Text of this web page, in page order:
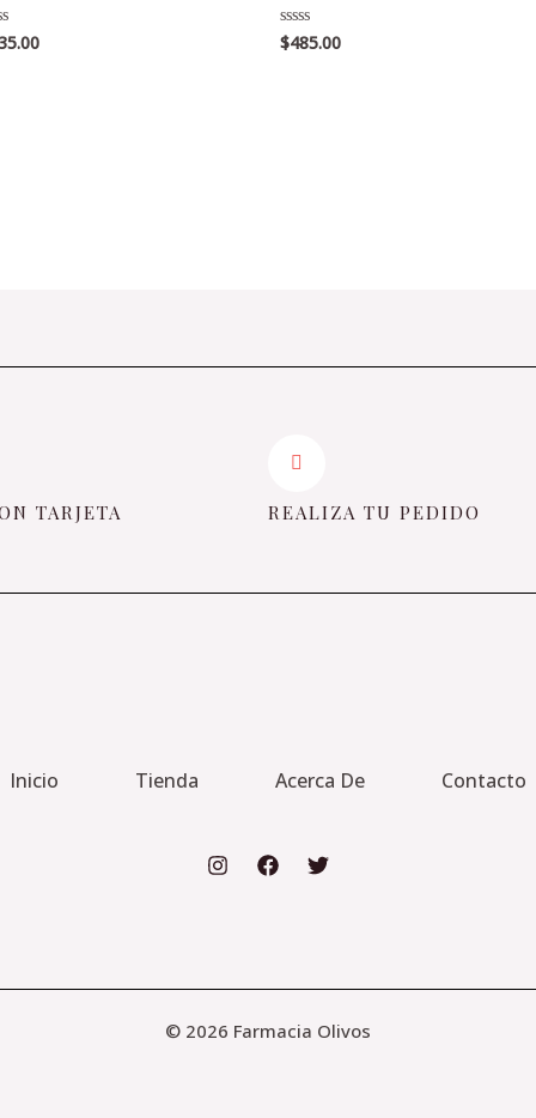
Valorado
en
$485.00
TARJETA REALIZA TU PEDIDO
Inicio Tienda Acerca De Contacto
© 2026 Farmacia Olivos